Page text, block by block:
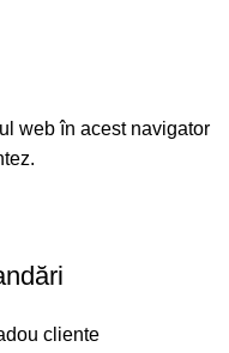
web în acest navigator